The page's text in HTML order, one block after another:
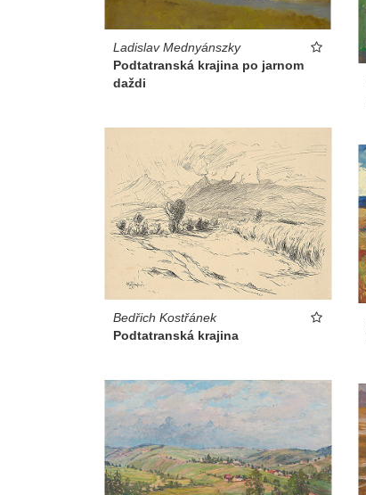
Ladislav Mednyánszky
Podtatranská krajina po jarnom
daždi
Bedřich Kostřánek
Podtatranská krajina